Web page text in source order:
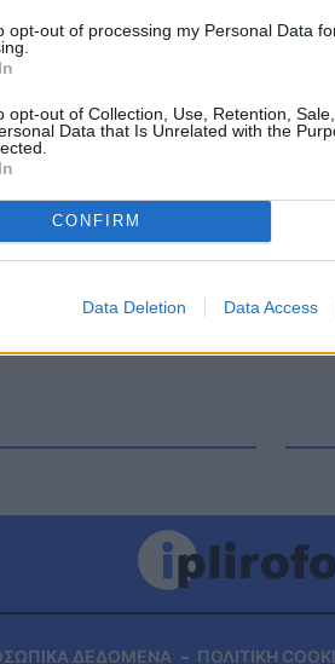
opt-out of processing my Personal Data
opt-out of Collection, Use, Retention,
Data that Is Unrelated with the
CONFIRM
Data Deletion Data Access
στα ασφαλιστικά
Άννα η οποία δολοφονήθηκε μαζί
είχε καταθέσει
πληροφορίες και όσα
οικονομικά κι εκείνος
ΔΕΔΟΜΕΝΑ ΠΟΛΙΤΙΚΗ